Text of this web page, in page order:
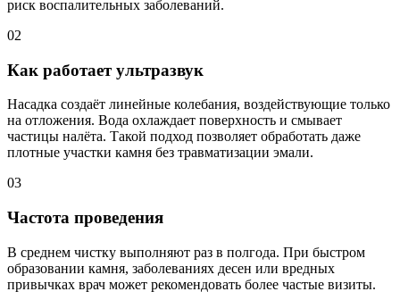
риск воспалительных заболеваний.
02
Как работает ультразвук
Насадка создаёт линейные колебания, воздействующие только
на отложения. Вода охлаждает поверхность и смывает
частицы налёта. Такой подход позволяет обработать даже
плотные участки камня без травматизации эмали.
03
Частота проведения
В среднем чистку выполняют раз в полгода. При быстром
образовании камня, заболеваниях десен или вредных
привычках врач может рекомендовать более частые визиты.